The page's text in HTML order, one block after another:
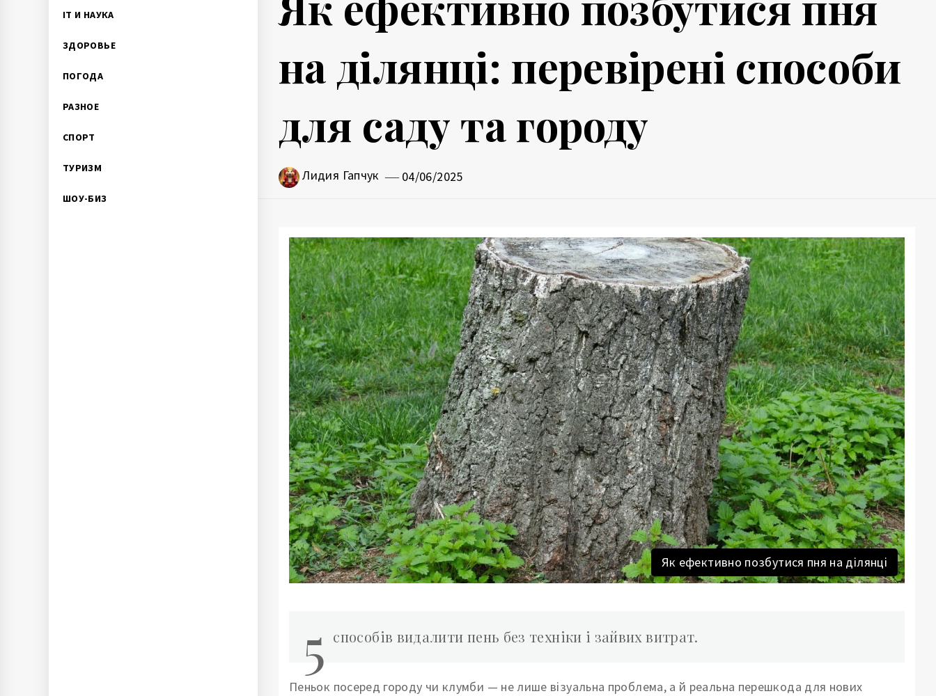
IT И НАУКА
ЗДОРОВЬЕ
ПОГОДА
РАЗНОЕ
СПОРТ
ТУРИЗМ
ШОУ-БИЗ
на ділянці: перевірені способи
для саду та городу
Лидия Гапчук 04/06/2025
Як ефективно позбутися пня на ділянці
5 способів видалити пень без техніки і зайвих витрат.
Пеньок посеред городу чи клумби — не лише візуальна проблема, а й реальна перешкода для нових